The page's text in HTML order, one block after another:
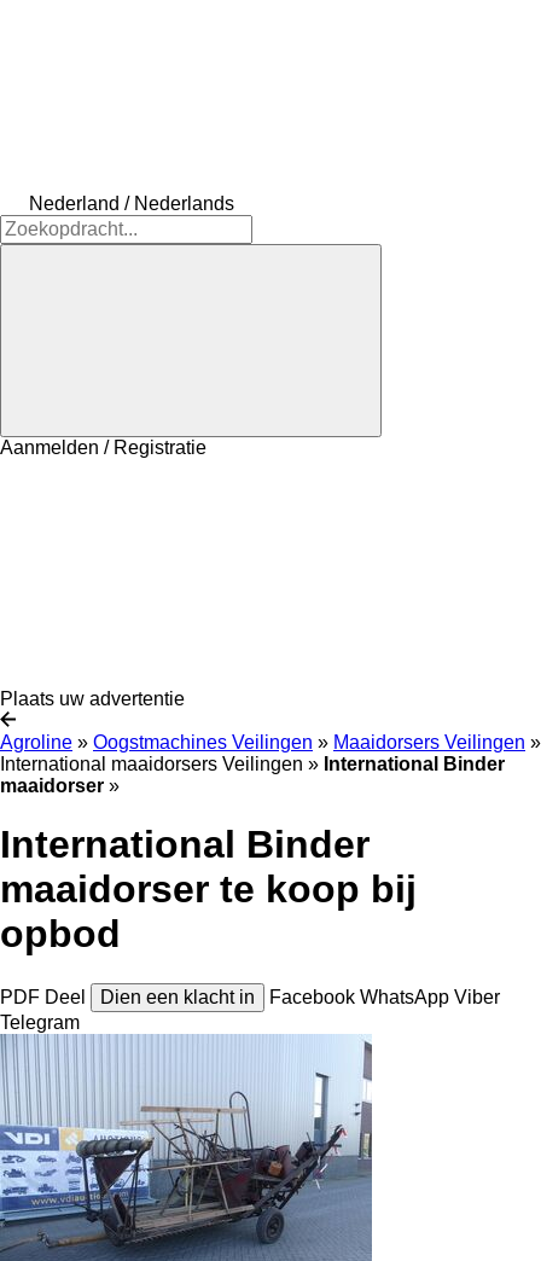
Nederland / Nederlands
Aanmelden / Registratie
Plaats uw advertentie
Agroline » Oogstmachines Veilingen » Maaidorsers Veilingen »
International maaidorsers Veilingen » International Binder
maaidorser »
International Binder
maaidorser te koop bij
opbod
PDF Deel Dien een klacht in Facebook WhatsApp Viber
Telegram